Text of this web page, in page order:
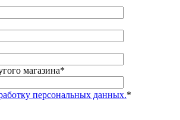
магазина*
персональных данных.*